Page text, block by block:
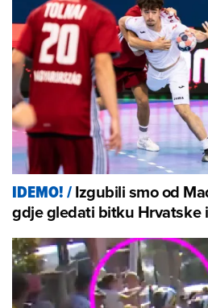
IDEMO!/Izgubili smo od
gdje gledati bitku Hrvatske